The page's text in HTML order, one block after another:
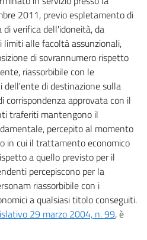
2011, previo espletamento di
verifica dell'idoneità, da
limiti alle facoltà assunzionali,
di sovrannumero rispetto
riassorbibile con le
dell'ente di destinazione sulla
corrispondenza approvata con il
traferiti mantengono il
percepito al momento
in cui il trattamento economico
a quello previsto per il
percepiscono per la
riassorbibile con i
a qualsiasi titolo conseguiti.
29 marzo 2004, n. 99, è